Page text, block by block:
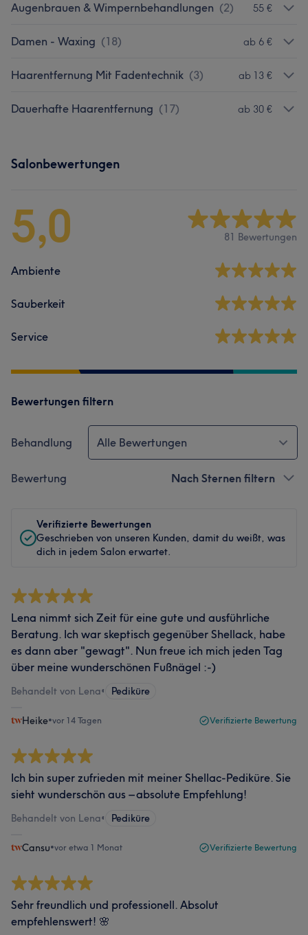
Augenbrauen & Wimpernbehandlungen (2) 55 €
Damen - Waxing (18) ab 6 €
Haarentfernung Mit Fadentechnik (3) ab 13 €
Dauerhafte Haarentfernung (17) ab 30 €
Salonbewertungen
5,0 81 Bewertungen
Ambiente
Sauberkeit
Service
Bewertungen filtern
Behandlung Alle Bewertungen
Bewertung Nach Sternen filtern
Verifizierte Bewertungen
Geschrieben von unseren Kunden, damit du weißt, was
dich in jedem Salon erwartet.
Lena nimmt sich Zeit für eine gute und ausführliche
Beratung. Ich war skeptisch gegenüber Shellack, habe
es dann aber "gewagt". Nun freue ich mich jeden Tag
über meine wunderschönen Fußnägel :-)
Behandelt von Lena• Pediküre
Heike•vor 14 Tagen Verifizierte Bewertung
Ich bin super zufrieden mit meiner Shellac-Pediküre. Sie
sieht wunderschön aus – absolute Empfehlung!
Behandelt von Lena• Pediküre
Cansu•vor etwa 1 Monat Verifizierte Bewertung
Sehr freundlich und professionell. Absolut
empfehlenswert! 🌸